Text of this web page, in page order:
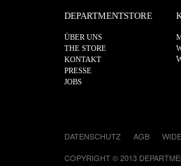
DEPARTMENTSTORE
ÜBER UNS
THE STORE
KONTAKT
PRESSE
JOBS
DATENSCHUTZ AGB
COPYRIGHT © 2013